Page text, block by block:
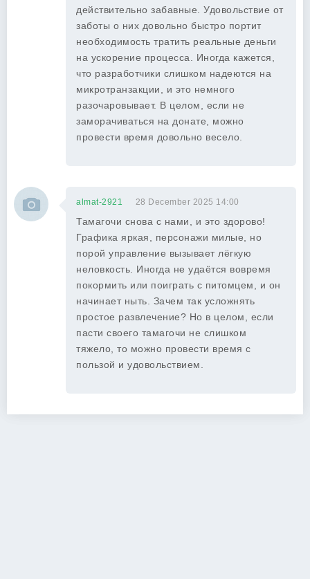
действительно забавные. Удовольствие от
заботы о них довольно быстро портит
необходимость тратить реальные деньги
на ускорение процесса. Иногда кажется,
что разработчики слишком надеются на
микротранзакции, и это немного
разочаровывает. В целом, если не
заморачиваться на донате, можно
провести время довольно весело.
almat-2921 28 December 2025 14:00
Тамагочи снова с нами, и это здорово!
Графика яркая, персонажи милые, но
порой управление вызывает лёгкую
неловкость. Иногда не удаётся вовремя
покормить или поиграть с питомцем, и он
начинает ныть. Зачем так усложнять
простое развлечение? Но в целом, если
пасти своего тамагочи не слишком
тяжело, то можно провести время с
пользой и удовольствием.